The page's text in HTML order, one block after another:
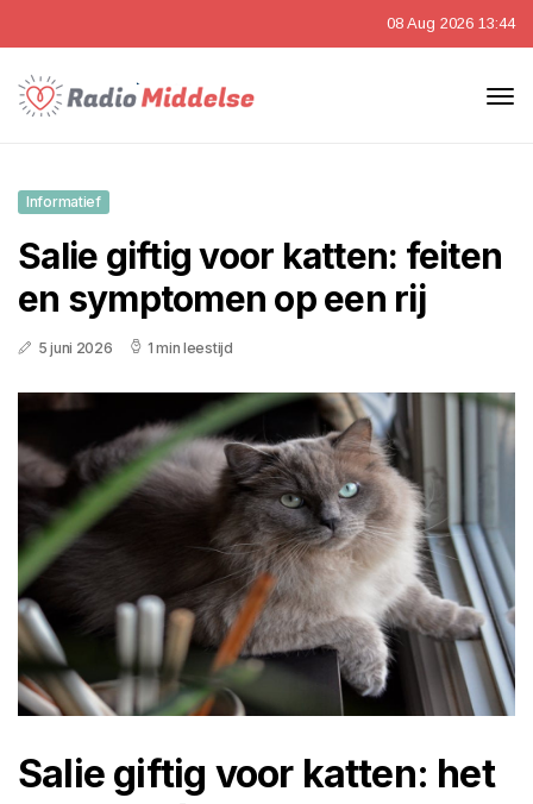
08 Aug 2026 13:44
Informatief
Salie giftig voor katten: feiten
en symptomen op een rij
5 juni 2026 1 min leestijd
Salie giftig voor katten: het